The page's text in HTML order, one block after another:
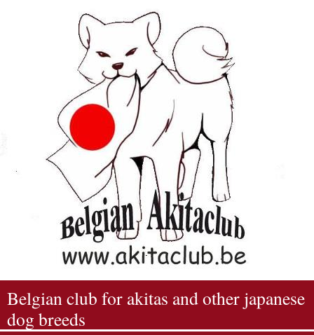
Belgian club for akitas and other japanese
dog breeds